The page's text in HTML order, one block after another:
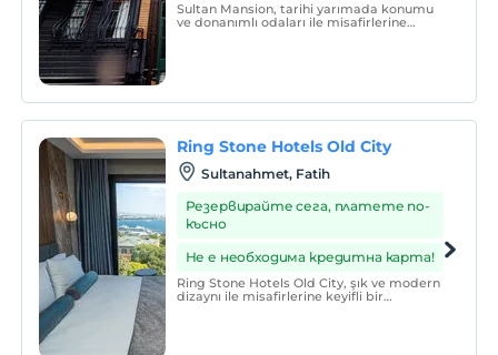
Sultan Mansion, tarihi yarımada konumu
ve donanımlı odaları ile misafirlerine
Ring Stone Hotels Old City
Sultanahmet, Fatih
Резервирайте сега, платете по-
късно
Не е необходима кредитна карта!
Ring Stone Hotels Old City, şık ve modern
dizaynı ile misafirlerine keyifli bir